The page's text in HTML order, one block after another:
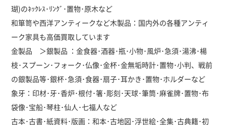
瑚)のﾈｯｸﾚｽ･ﾘﾝｸﾞ･置物･原木など
和箪笥や西洋アンティークなど木製品：国内外の各種アンティ
ーク家具も高価買取しています
金製品 ＞銀製品 ：金食器･酒器･瓶･小物･風炉･急須･湯沸･楊
枝･スプーン･フォーク･仏像･金杯･金無垢時計･置物･小判、戦前
の銀製品等･銀杯･急須･食器･扇子･耳かき･置物･ホルダーなど
象牙：印材･牙･香炉･根付･箸･彫刻･天球･筆筒･麻雀牌･置物･布
袋像･宝船･琴柱･仙人･七福人など
古本･古書･紙資料･版画：和本･古地図･浮世絵･全集･古典籍･初